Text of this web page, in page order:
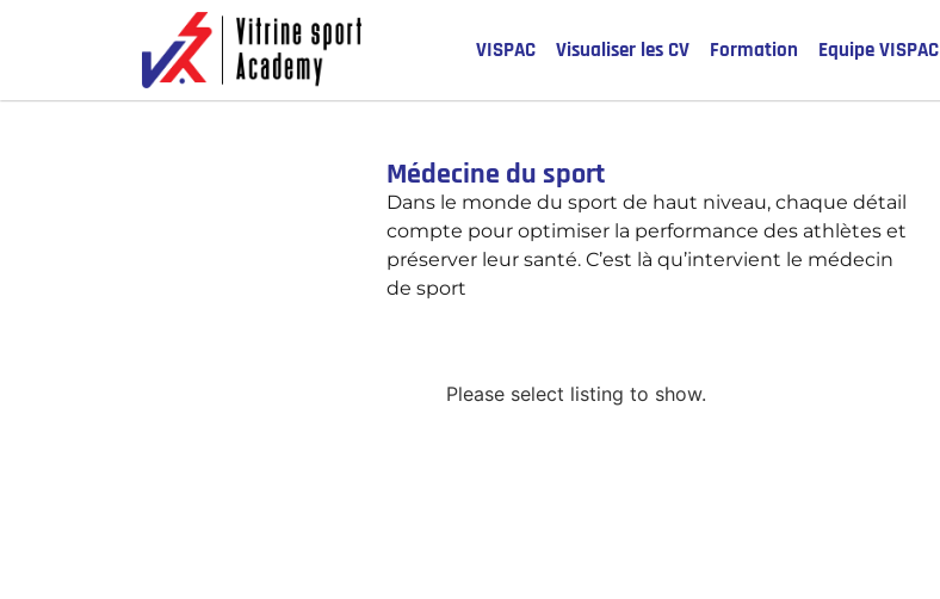
VISPAC Visualiser les CV Formation Equipe VISPAC
Médecine du sport
Dans le monde du sport de haut niveau, chaque détail
compte pour optimiser la performance des athlètes et
préserver leur santé. C’est là qu’intervient le médecin
de sport
Please select listing to show.